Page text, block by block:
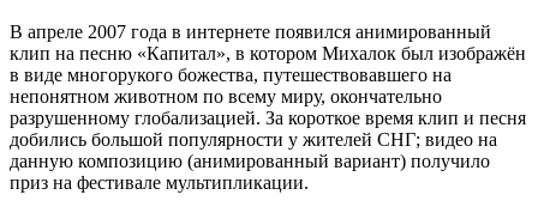
В апреле 2007 года в интернете появился анимированный
клип на песню «Капитал», в котором Михалок был изображён
в виде многорукого божества, путешествовавшего на
непонятном животном по всему миру, окончательно
разрушенному глобализацией. За короткое время клип и песня
добились большой популярности у жителей СНГ; видео на
данную композицию (анимированный вариант) получило
приз на фестивале мультипликации.